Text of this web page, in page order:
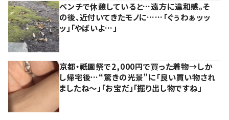
ベンチで休憩していると…遠方に違和感。そ
の後、近付いてきたモノに……「ぐぅわぁッッ
ッ」「やばいよ…」
京都・祇園祭で2,000円で買った着物→しか
し帰宅後…“驚きの光景”に「良い買い物され
ましたね～」「お宝だ」「掘り出し物ですね」